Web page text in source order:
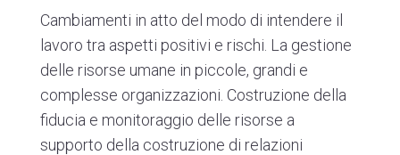
Cambiamenti in atto del modo di intendere il
lavoro tra aspetti positivi e rischi. La gestione
delle risorse umane in piccole, grandi e
complesse organizzazioni. Costruzione della
fiducia e monitoraggio delle risorse a
supporto della costruzione di relazioni